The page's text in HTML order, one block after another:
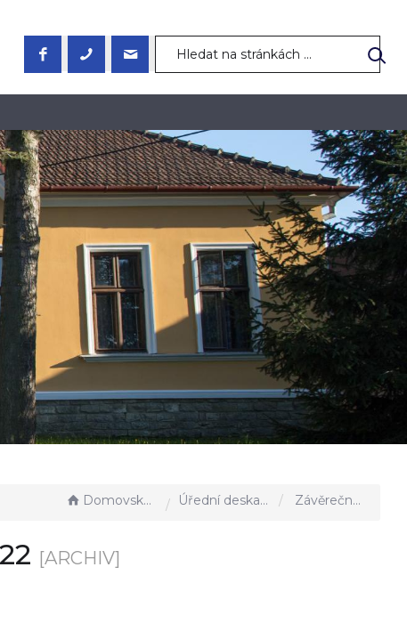
Domovská stránka Úřední deska - EÚD Závěrečný účet obce za rok 2022
[ARCHIV]